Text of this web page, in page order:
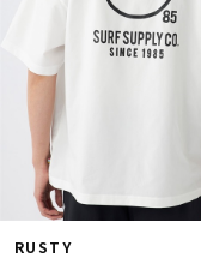
RUSTY